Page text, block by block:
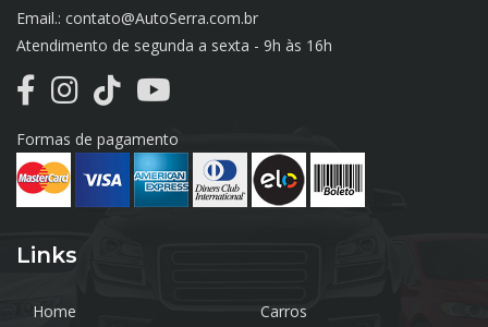
Email.: contato@AutoSerra.com.br
Atendimento de segunda a sexta - 9h às 16h
Formas de pagamento
Links
Home Carros